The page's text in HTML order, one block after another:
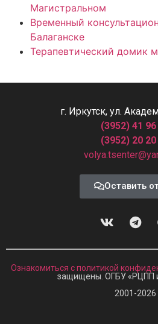
Магистральном
Временный
Балаганске
Терапевтический домик
г. Иркутск, ул.
(3952) 41
(3952) 20
Оставить
Ознакомиться с политикой
защищены. ОГБУ «РЦПП
2001-2026